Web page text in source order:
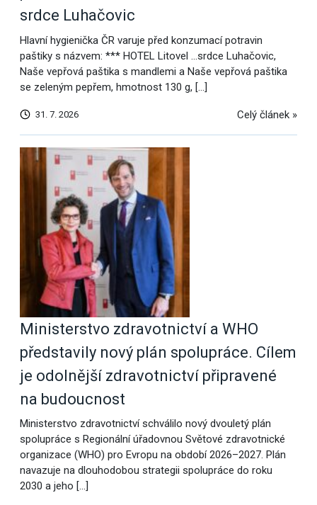
srdce Luhačovic
Hlavní hygienička ČR varuje před konzumací potravin
paštiky s názvem: *** HOTEL Litovel …srdce Luhačovic,
Naše vepřová paštika s mandlemi a Naše vepřová paštika
se zeleným pepřem, hmotnost 130 g, […]
31. 7. 2026 Celý článek »
Ministerstvo zdravotnictví a WHO
představily nový plán spolupráce. Cílem
je odolnější zdravotnictví připravené
na budoucnost
Ministerstvo zdravotnictví schválilo nový dvouletý plán
spolupráce s Regionální úřadovnou Světové zdravotnické
organizace (WHO) pro Evropu na období 2026–2027. Plán
navazuje na dlouhodobou strategii spolupráce do roku
2030 a jeho […]